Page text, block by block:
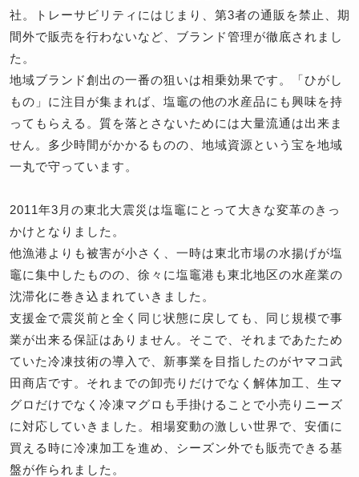
社。トレーサビリティにはじまり、第3者の通販を禁止、期
間外で販売を行わないなど、ブランド管理が徹底されまし
た。
地域ブランド創出の一番の狙いは相乗効果です。「ひがし
もの」に注目が集まれば、塩竈の他の水産品にも興味を持
ってもらえる。質を落とさないためには大量流通は出来ま
せん。多少時間がかかるものの、地域資源という宝を地域
一丸で守っています。
2011年3月の東北大震災は塩竈にとって大きな変革のきっ
かけとなりました。
他漁港よりも被害が小さく、一時は東北市場の水揚げが塩
竈に集中したものの、徐々に塩竈港も東北地区の水産業の
沈滞化に巻き込まれていきました。
支援金で震災前と全く同じ状態に戻しても、同じ規模で事
業が出来る保証はありません。そこで、それまであたため
ていた冷凍技術の導入で、新事業を目指したのがヤマコ武
田商店です。それまでの卸売りだけでなく解体加工、生マ
グロだけでなく冷凍マグロも手掛けることで小売りニーズ
に対応していきました。相場変動の激しい世界で、安価に
買える時に冷凍加工を進め、シーズン外でも販売できる基
盤が作られました。